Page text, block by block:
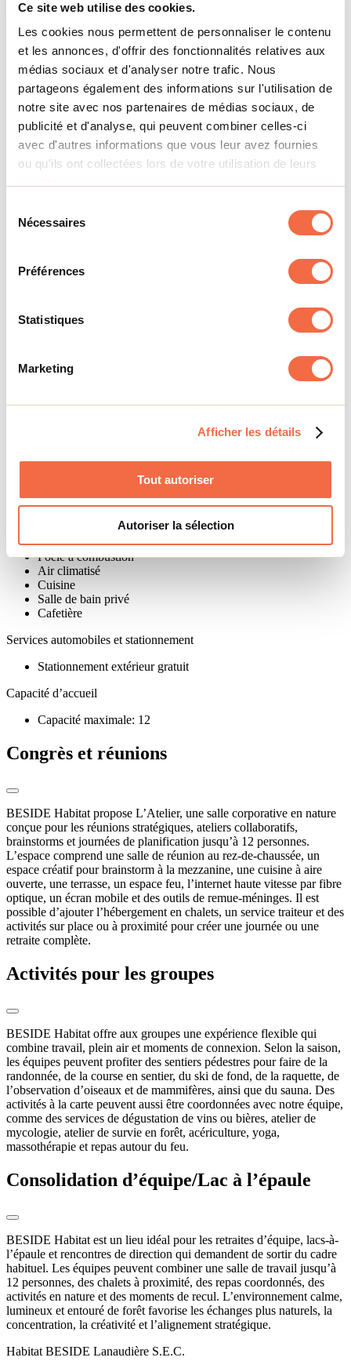
Ce site web utilise des cookies.
Les cookies nous permettent de personnaliser le contenu
et les annonces, d'offrir des fonctionnalités relatives aux
médias sociaux et d'analyser notre trafic. Nous
partageons également des informations sur l'utilisation de
notre site avec nos partenaires de médias sociaux, de
publicité et d'analyse, qui peuvent combiner celles-ci
avec d'autres informations que vous leur avez fournies
ou qu'ils ont collectées lors de votre utilisation de leurs
Nécessaires
Préférences
Statistiques
Marketing
Afficher les détails
Tout autoriser
Autoriser la sélection
Services
Méthodes de paiement
MasterCard
Visa
American Express
Chalets - informations
Internet sans fil
Activités récréatives et culturelles
Programme d'animation : adultes
Réservation obligatoire
Pêche
Randonnée pédestre
Planche à pagaie (SUP)
Équipements des unités
Poêle à combustion
Air climatisé
Cuisine
Salle de bain privé
Cafetière
Services automobiles et stationnement
Stationnement extérieur gratuit
Capacité d’accueil
Capacité maximale: 12
Congrès et réunions
BESIDE Habitat propose L’Atelier, une salle corporative en nature
conçue pour les réunions stratégiques, ateliers collaboratifs,
brainstorms et journées de planification jusqu’à 12 personnes.
L’espace comprend une salle de réunion au rez-de-chaussée, un
espace créatif pour brainstorm à la mezzanine, une cuisine à aire
ouverte, une terrasse, un espace feu, l’internet haute vitesse par fibre
optique, un écran mobile et des outils de remue-méninges. Il est
possible d’ajouter l’hébergement en chalets, un service traiteur et des
activités sur place ou à proximité pour créer une journée ou une
retraite complète.
Activités pour les groupes
BESIDE Habitat offre aux groupes une expérience flexible qui
combine travail, plein air et moments de connexion. Selon la saison,
les équipes peuvent profiter des sentiers pédestres pour faire de la
randonnée, de la course en sentier, du ski de fond, de la raquette, de
l’observation d’oiseaux et de mammifères, ainsi que du sauna. Des
activités à la carte peuvent aussi être coordonnées avec notre équipe,
comme des services de dégustation de vins ou bières, atelier de
mycologie, atelier de survie en forêt, acériculture, yoga,
massothérapie et repas autour du feu.
Consolidation d’équipe/Lac à l’épaule
BESIDE Habitat est un lieu idéal pour les retraites d’équipe, lacs-à-
l’épaule et rencontres de direction qui demandent de sortir du cadre
habituel. Les équipes peuvent combiner une salle de travail jusqu’à
12 personnes, des chalets à proximité, des repas coordonnés, des
activités en nature et des moments de recul. L’environnement calme,
lumineux et entouré de forêt favorise les échanges plus naturels, la
concentration, la créativité et l’alignement stratégique.
Habitat BESIDE Lanaudière S.E.C.